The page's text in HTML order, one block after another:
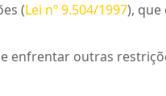
(Lei nº 9.504/1997), que
enfrentar outras